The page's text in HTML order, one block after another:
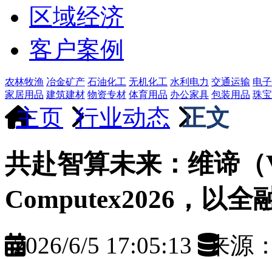
区域经济
客户案例
农林牧渔 冶金矿产 石油化工 无机化工 水利电力 交通运输 电
家居用品 建筑建材 物资专材 体育用品 办公家具 包装用品 珠
主页 行业动态 正文
共赴智算未来：维谛
Computex2026，以全
2026/6/5 17:05:13 来源